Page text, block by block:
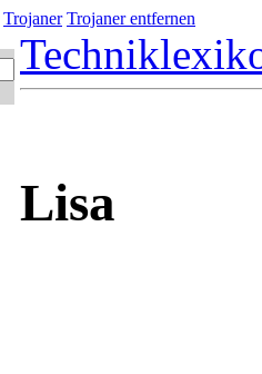
Trojaner Trojaner entfernen
Lisa